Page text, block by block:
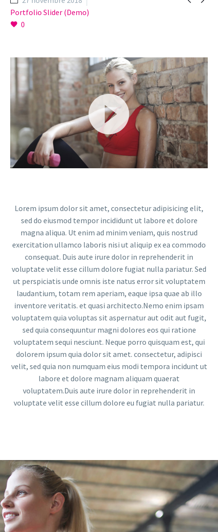
Portfolio Slider (Demo)
0
Lorem ipsum dolor sit amet, consectetur adipisicing elit,
sed do eiusmod tempor incididunt ut labore et dolore
magna aliqua. Ut enim ad minim veniam, quis nostrud
exercitation ullamco laboris nisi ut aliquip ex ea commodo
consequat. Duis aute irure dolor in reprehenderit in
voluptate velit esse cillum dolore fugiat nulla pariatur. Sed
ut perspiciatis unde omnis iste natus error sit voluptatem
laudantium, totam rem aperiam, eaque ipsa quae ab illo
inventore veritatis. et quasi architecto.Nemo enim ipsam
voluptatem quia voluptas sit aspernatur aut odit aut fugit,
sed quia consequuntur magni dolores eos qui ratione
voluptatem sequi nesciunt. Neque porro quisquam est, qui
dolorem ipsum quia dolor sit amet. consectetur, adipisci
velit, sed quia non numquam eius modi tempora incidunt ut
labore et dolore magnam aliquam quaerat
voluptatem.Duis aute irure dolor in reprehenderit in
voluptate velit esse cillum dolore eu fugiat nulla pariatur.